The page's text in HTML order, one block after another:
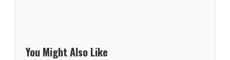
You Might Also Like